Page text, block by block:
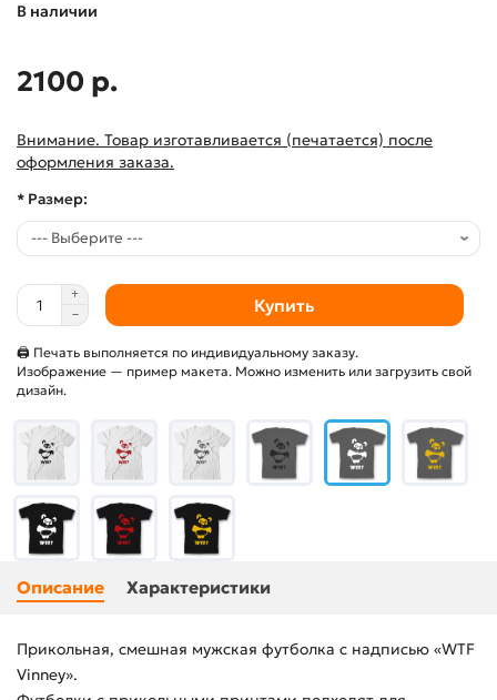
В наличии
2100 р.
Внимание. Товар изготавливается (печатается) после
оформления заказа.
* Размер:
Купить
🖨 Печать выполняется по индивидуальному заказу.
Изображение — пример макета. Можно изменить или загрузить свой
дизайн.
Описание Характеристики
Прикольная, смешная мужская футболка с надписью «WTF
Vinney».